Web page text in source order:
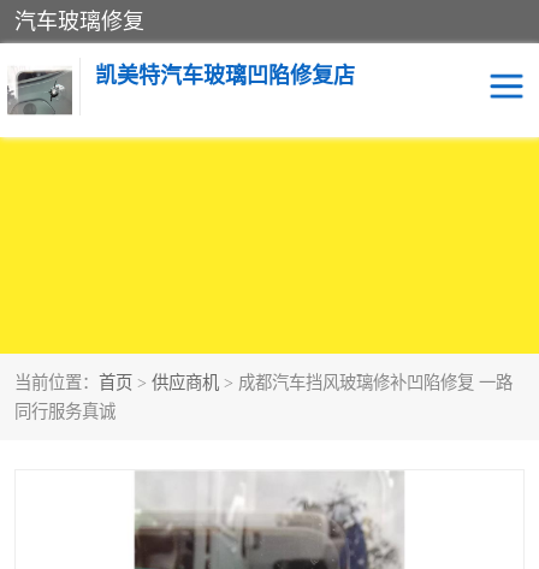
汽车玻璃修复
凯美特汽车玻璃凹陷修复店
当前位置： 首页 > 供应商机 > 成都汽车挡风玻璃修补凹陷修复 一路
同行服务真诚